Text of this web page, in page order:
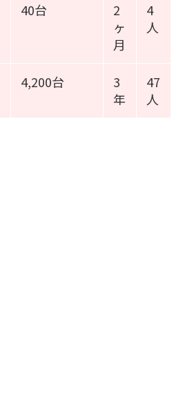
40台
2
ヶ
月
4
人
4,200台
3
年
47
人